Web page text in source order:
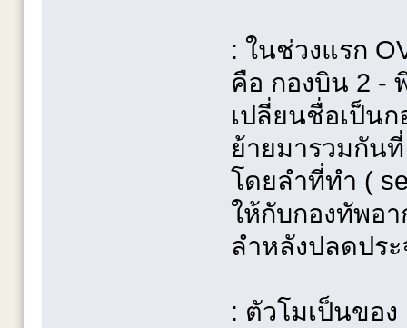
: ในช่วงแรก
คือ กองบิน 2 -
เปลี่ยนชื่อเป็น
ย้ายมารวมกัน
โดยลำที่ทำ (
ให้กับกองทัพอ
ลำหลังปลดปร
: ตัวโมเป็นของ